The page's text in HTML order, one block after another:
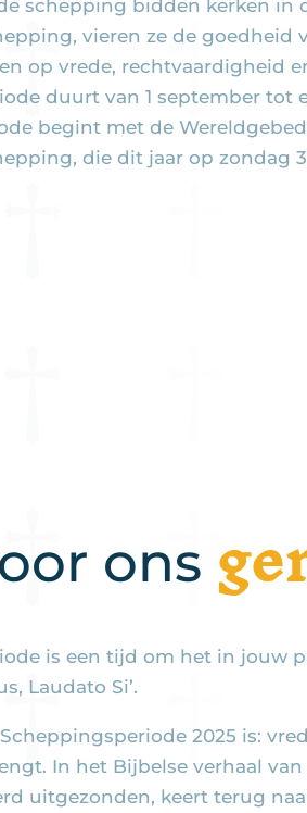
schepping bidden kerken in
vieren ze de goedheid
op vrede, rechtvaardigheid
duurt van 1 september tot
begint met de
die dit jaar op zondag
ons
is een tijd om het in jouw
Laudato Si’.
2025 is:
In het Bijbelse verhaal
uitgezonden, keert terug